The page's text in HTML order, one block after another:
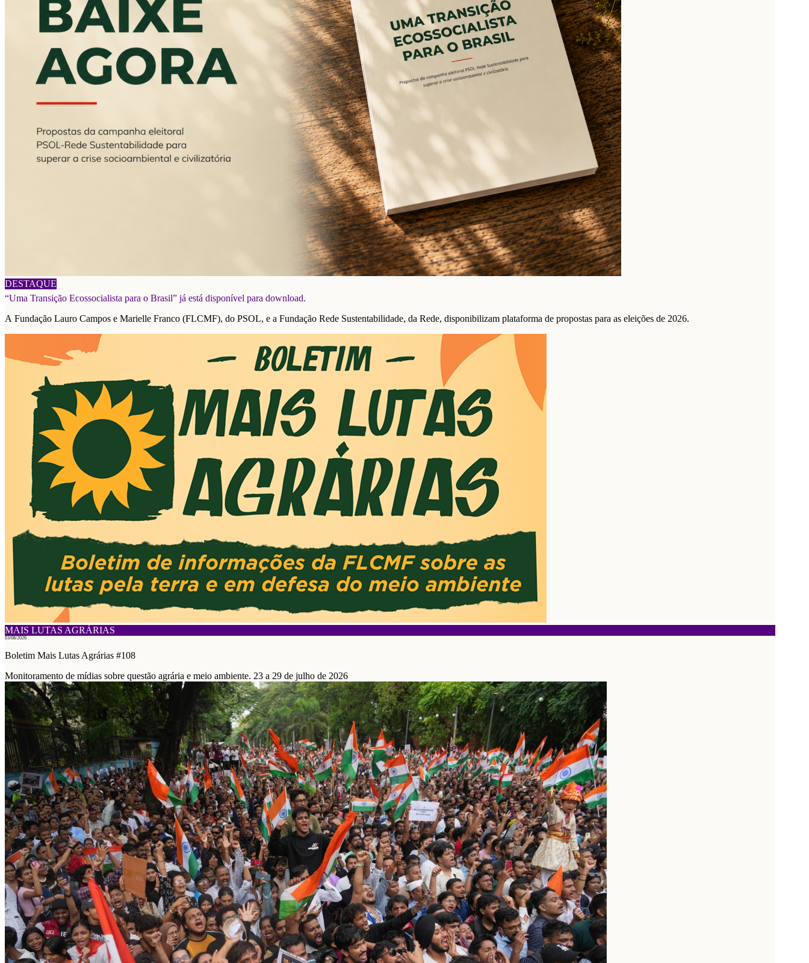
DESTAQUE
06/08/2026
“Uma Transição Ecossocialista para o Brasil” já está disponível para download.
A Fundação Lauro Campos e Marielle Franco (FLCMF), do PSOL, e a Fundação Rede Sustentabilidade, da Rede, disponibilizam plataforma de propostas para as eleições de 2026.
MAIS LUTAS AGRÁRIAS
03/08/2026
Boletim Mais Lutas Agrárias #108
Monitoramento de mídias sobre questão agrária e meio ambiente. 23 a 29 de julho de 2026